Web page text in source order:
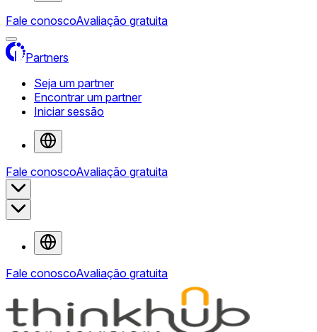
Fale conoscoAvaliação gratuita
Partners
Seja um partner
Encontrar um partner
Iniciar sessão
Fale conoscoAvaliação gratuita
Fale conoscoAvaliação gratuita